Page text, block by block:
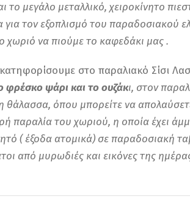
μεγάλο μεταλλικό, χειροκίνητο
τον εξοπλισμό του παραδοσιακού
χωριό να πιούμε το καφεδάκι μας .
στο παραλιακό Σίσι
φρέσκο ψάρι και το ουζάκι, στον
θάλασσα, όπου μπορείτε να
παραλία του χωριού, η οποία έχει
( έξοδα ατομικά) σε παραδοσιακή
από μυρωδιές και εικόνες της